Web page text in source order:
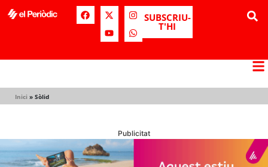
SUBSCRIU-
T'HI
Inici » Sòlid
Publicitat